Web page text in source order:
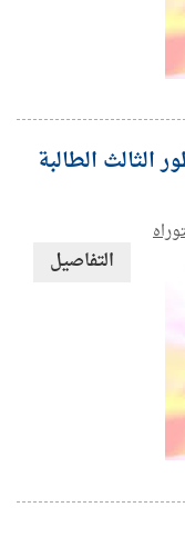
الثالث الطالبة
التفاصيل